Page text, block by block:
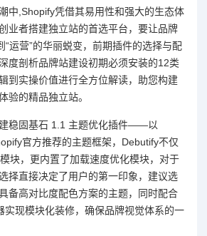
中,Shopify凭借其易用性和强大的生态体
业者搭建独立站的首选平台，要让品牌
“运营”的华丽蜕变，前期插件的选择与配
度剖析品牌站建设初期必须安装的12类
到实操价值进行全方位解读，助您构建
验的精品独立站。
稳固基石 1.1 主题优化插件——以
官方推荐的主题框架，Debutify不仅
块，更内置了加载速度优化模块，对于
择直接决定了用户的第一印象，建议选
备高对比度配色方案的主题，同时配合
实现模块化装修，确保品牌视觉体系的一